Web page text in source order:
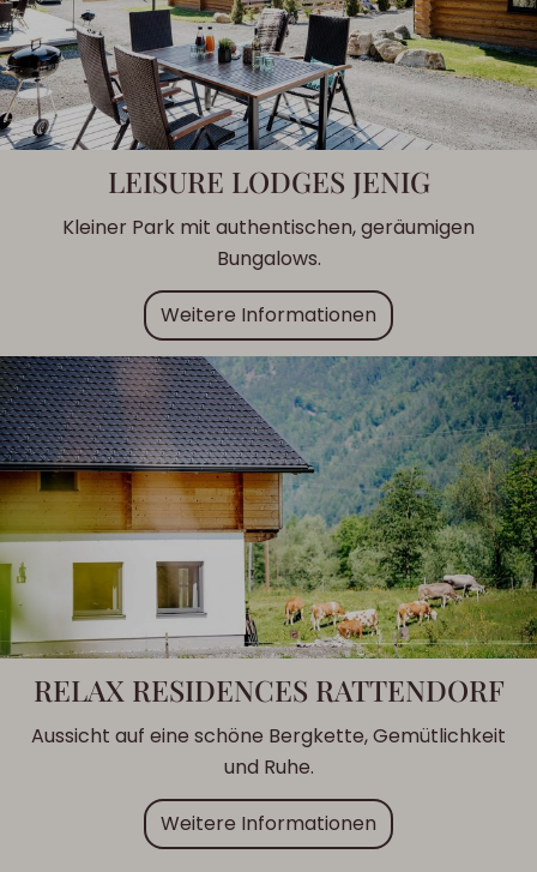
LEISURE LODGES JENIG
Kleiner Park mit authentischen, geräumigen
Bungalows.
Weitere Informationen
RELAX RESIDENCES RATTENDORF
Aussicht auf eine schöne Bergkette, Gemütlichkeit
und Ruhe.
Weitere Informationen